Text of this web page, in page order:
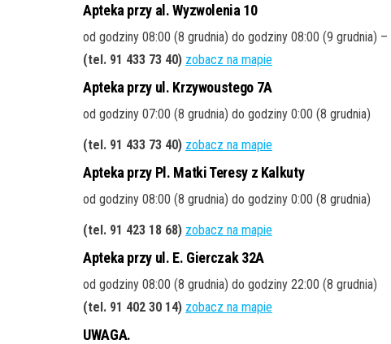
Apteka przy al. Wyzwolenia 10
od godziny 08:00 (8 grudnia) do godziny 08:00 (9 grudnia) –
(tel. 91 433 73 40) zobacz na mapie
Apteka przy ul. Krzywoustego 7A
od godziny 07:00 (8 grudnia) do godziny 0:00 (8 grudnia)
(tel. 91 433 73 40) zobacz na mapie
Apteka przy Pl. Matki Teresy z Kalkuty
od godziny 08:00 (8 grudnia) do godziny 0:00 (8 grudnia)
(tel. 91 423 18 68) zobacz na mapie
Apteka przy ul. E. Gierczak 32A
od godziny 08:00 (8 grudnia) do godziny 22:00 (8 grudnia)
(tel. 91 402 30 14) zobacz na mapie
UWAGA.